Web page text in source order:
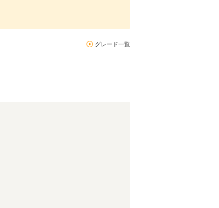
グレード一覧